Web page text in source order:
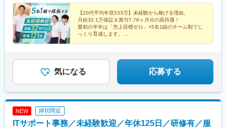
徒歩15分■東営業所最寄り駅：御殿山駅 徒歩5分■南営業所最寄り
駅：堺市駅 徒歩3分■北営業所最寄り駅：伊丹駅 徒歩2分■姫路営
業所最寄り駅：姫路駅 徒歩2分■奈良営業所最寄り駅：新大宮駅 徒
歩5分■岡山営業所最寄り駅：岡山駅 徒歩8分■九州支店最寄り駅：
博多駅 徒歩5分
【20代平均年収533万】未経験から稼げる理由。
月給32.1万保証＆賞与7.78ヶ月分の高待遇！
最初の半年は「売上目標ゼロ」×5名1組のチーム制でじ
っくり育成します。
気になる 応募する
NEW 締切間近
ITサポート事務／未経験歓迎／年休125日／研修有／服